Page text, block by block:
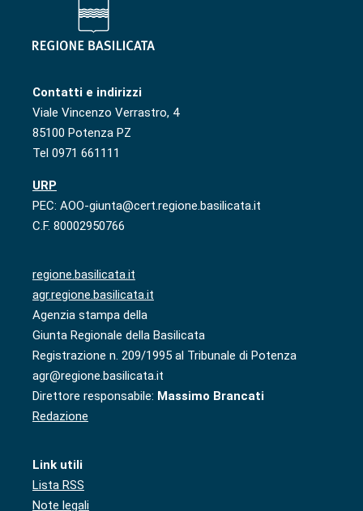
Contatti e indirizzi
Viale Vincenzo Verrastro, 4
85100 Potenza PZ
Tel 0971 661111
URP
PEC: AOO-giunta@cert.regione.basilicata.it
C.F. 80002950766
regione.basilicata.it
agr.regione.basilicata.it
Agenzia stampa della
Giunta Regionale della Basilicata
Registrazione n. 209/1995 al Tribunale di Potenza
agr@regione.basilicata.it
Direttore responsabile: Massimo Brancati
Redazione
Link utili
Lista RSS
Note legali